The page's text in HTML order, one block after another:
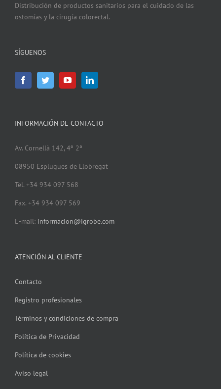
Distribución de productos sanitarios para el cuidado de las
ostomías y la cirugía colorectal.
SÍGUENOS
INFORMACIÓN DE CONTACTO
Av. Cornellà 142, 4º 2ª
08950 Esplugues de Llobregat
Tel. +34 934 097 568
Fax. +34 934 097 569
E-mail: informacion@igrobe.com
ATENCIÓN AL CLIENTE
Contacto
Registro profesionales
Términos y condiciones de compra
Política de Privacidad
Política de cookies
Aviso legal